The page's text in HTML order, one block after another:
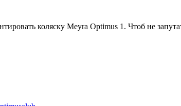
коляску Meyra Optimus 1. Чтоб не